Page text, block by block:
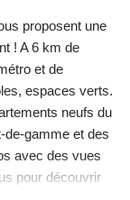
proposent une
! A 6 km de
et de
espaces verts.
neufs du
de-gamme et des
avec des vues
pour découvrir